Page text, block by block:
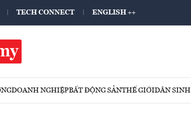
TECH CONNECT ENGLISH ++
DOANH NGHIỆPBẤT ĐỘNG SẢNTHẾ GIỚIDÂN SINH